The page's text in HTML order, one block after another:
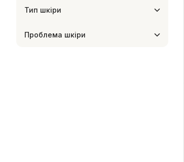
Тип шкіри
Проблема шкіри